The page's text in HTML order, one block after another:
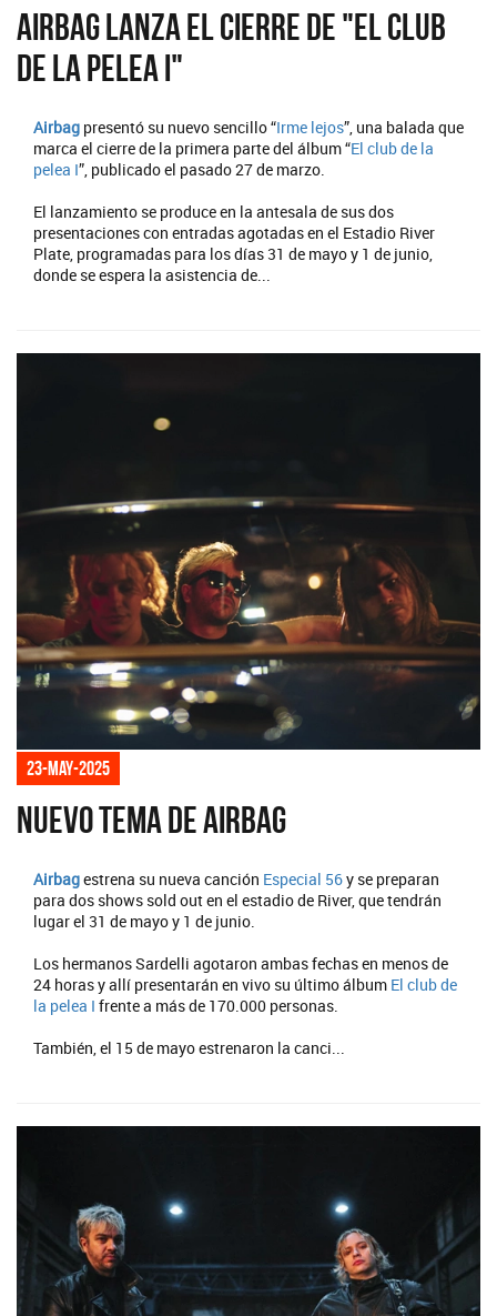
Airbag lanza el cierre de "El club
de la pelea I"
Airbag presentó su nuevo sencillo “Irme lejos”, una balada que
marca el cierre de la primera parte del álbum “El club de la
pelea I”, publicado el pasado 27 de marzo.
El lanzamiento se produce en la antesala de sus dos
presentaciones con entradas agotadas en el Estadio River
Plate, programadas para los días 31 de mayo y 1 de junio,
donde se espera la asistencia de...
23-may-2025
Nuevo tema de Airbag
Airbagestrena su nueva canción Especial 56y se preparan
para dos shows sold out en el estadio de River, que tendrán
lugar el 31 de mayo y 1 de junio.
Los hermanos Sardelli agotaron ambas fechas en menos de
24 horas y allí presentarán en vivo su último álbum El club de
la pelea I frente a más de 170.000 personas.
También, el 15 de mayo estrenaron la canci...